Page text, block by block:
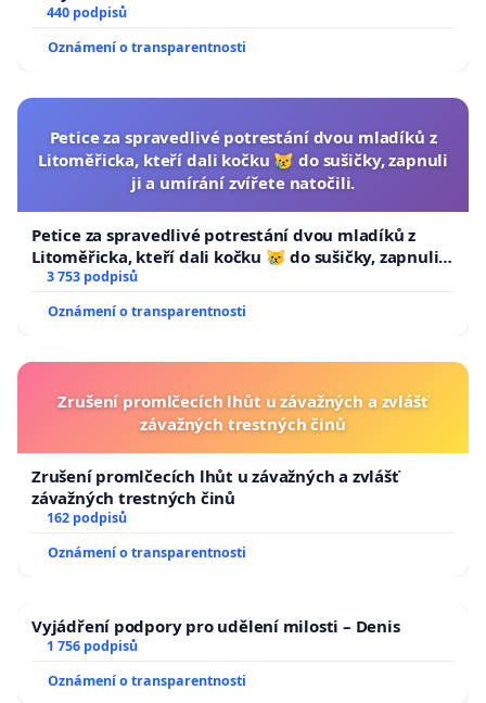
440 podpisů
Oznámení o transparentnosti
Petice za spravedlivé potrestání dvou mladíků z
Litoměřicka, kteří dali kočku 😿 do sušičky, zapnuli
ji a umírání zvířete natočili.
Petice za spravedlivé potrestání dvou mladíků z
Litoměřicka, kteří dali kočku 😿 do sušičky, zapnuli ji
a umírání zvířete natočili.
3 753 podpisů
Oznámení o transparentnosti
Zrušení promlčecích lhůt u závažných a zvlášť
závažných trestných činů
Zrušení promlčecích lhůt u závažných a zvlášť
závažných trestných činů
162 podpisů
Oznámení o transparentnosti
Vyjádření podpory pro udělení milosti – Denis
1 756 podpisů
Oznámení o transparentnosti